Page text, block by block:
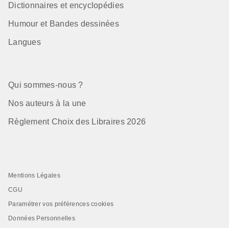
Dictionnaires et encyclopédies
Humour et Bandes dessinées
Langues
Qui sommes-nous ?
Nos auteurs à la une
Règlement Choix des Libraires 2026
Mentions Légales
CGU
Paramétrer vos préférences cookies
Données Personnelles